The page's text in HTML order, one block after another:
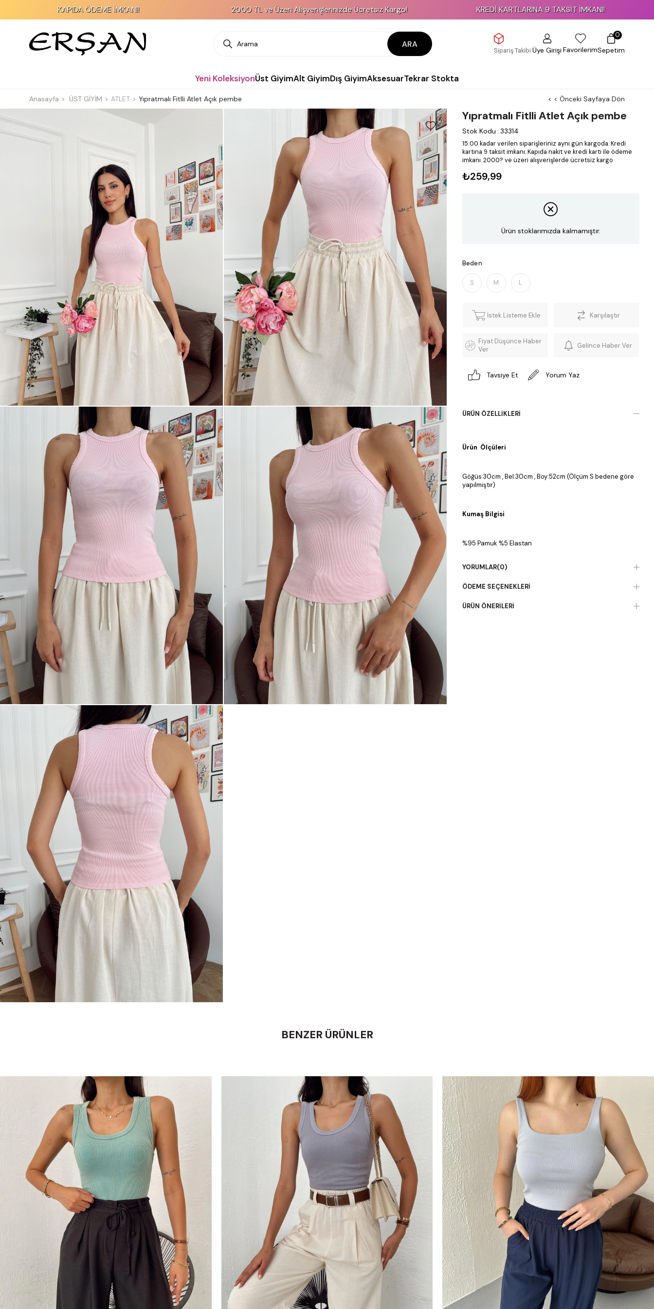
KAPIDA ÖDEME İMKANI! 2000 TL ve Üzeri Alışverişlerinizde Ücretsiz Kargo! KREDİ KARTLARINA 9 TAKSİT İMKANI!
ARA
Sipariş Takibi Üye GirişiFavorilerimSepetim
0
Yeni KoleksiyonÜst GiyimAlt GiyimDış GiyimAksesuarTekrar Stokta
Anasayfa ÜST GİYİM ATLET Yıpratmalı Fitlli Atlet Açık pembe < < Önceki Sayfaya Dön
Yıpratmalı Fitlli Atlet Açık pembe
Stok Kodu : 33314
15:00 kadar verilen siparişleriniz aynı gün kargoda. Kredi
kartına 9 taksit imkanı. Kapıda nakit ve kredi kartı ile ödeme
imkanı. 2000? ve üzeri alışverişlerde ücretsiz kargo
₺259,99
Ürün stoklarımızda kalmamıştır.
Beden
S M L
İstek Listeme Ekle Karşılaştır
Fiyat Düşünce Haber
Ver
Gelince Haber Ver
Tavsiye Et Yorum Yaz
ÜRÜN ÖZELLIKLERI
Ürün Ölçüleri
Göğüs:30cm , Bel:30cm , Boy:52cm (Ölçüm S bedene göre
yapılmıştır)
Kumaş Bilgisi
%95 Pamuk %5 Elastan
YORUMLAR(0)
ÖDEME SEÇENEKLERI
ÜRÜN ÖNERILERI
BENZER ÜRÜNLER